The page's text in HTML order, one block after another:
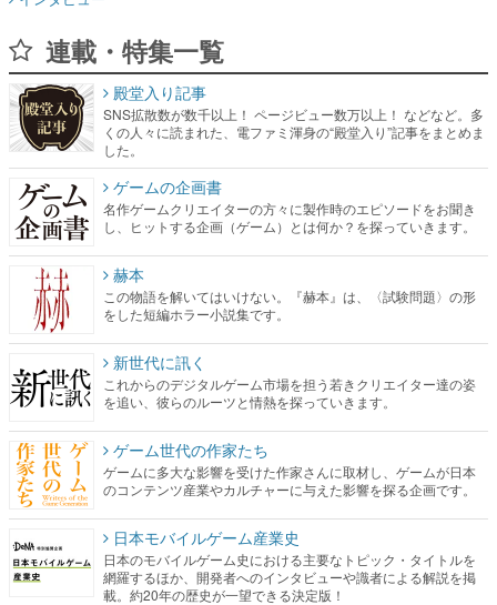
連載・特集一覧
殿堂入り記事
SNS拡散数が数千以上！ ページビュー数万以上！ などなど。多
くの人々に読まれた、電ファミ渾身の“殿堂入り”記事をまとめま
した。
ゲームの企画書
名作ゲームクリエイターの方々に製作時のエピソードをお聞き
し、ヒットする企画（ゲーム）とは何か？を探っていきます。
赫本
この物語を解いてはいけない。『赫本』は、〈試験問題〉の形
をした短編ホラー小説集です。
新世代に訊く
これからのデジタルゲーム市場を担う若きクリエイター達の姿
を追い、彼らのルーツと情熱を探っていきます。
ゲーム世代の作家たち
ゲームに多大な影響を受けた作家さんに取材し、ゲームが日本
のコンテンツ産業やカルチャーに与えた影響を探る企画です。
日本モバイルゲーム産業史
日本のモバイルゲーム史における主要なトピック・タイトルを
網羅するほか、開発者へのインタビューや識者による解説を掲
載。約20年の歴史が一望できる決定版！